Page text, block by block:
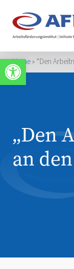
Werkzeugleiste öffnen
Home» “Den
„Den
an